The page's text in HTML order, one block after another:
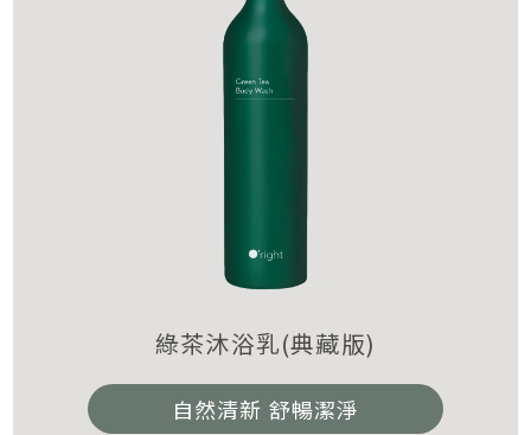
綠茶沐浴乳(典藏版)
自然清新 舒暢潔淨